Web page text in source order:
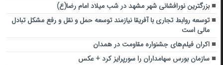
بزرگترین نورافشانی شهر مشهد در شب میلاد امام رضا(ع)
توسعه روابط تجاری با آفریقا نیازمند توسعه حمل و نقل و رفع مشکل تبادل
مالی است
اکران فیلم‌های جشنواره مقاومت در همدان
سازمان بورس سهامداران را سورپرایز کرد + عکس